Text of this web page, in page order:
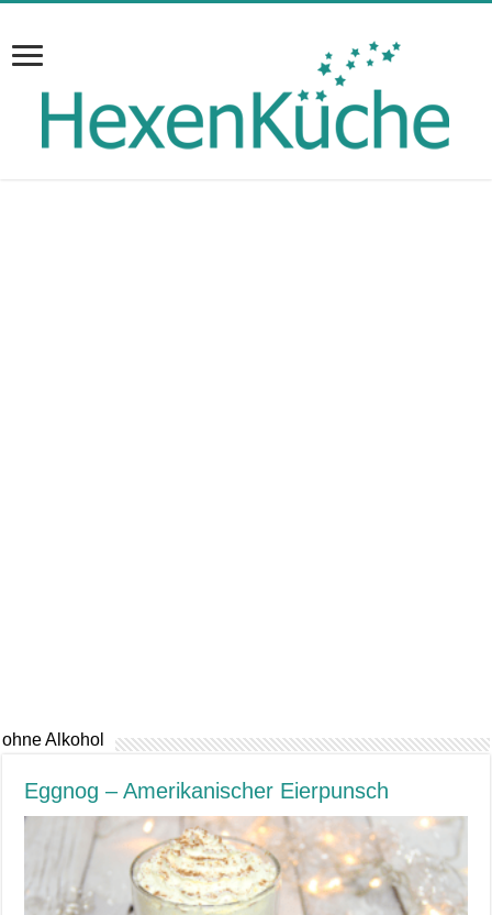
ohne Alkohol
Eggnog – Amerikanischer Eierpunsch